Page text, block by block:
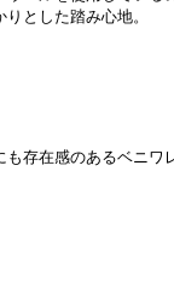
とした踏み心地。
も存在感のあるベニ